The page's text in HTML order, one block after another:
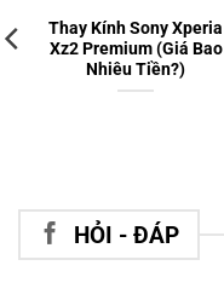
Thay Kính Sony Xperia
Xz2 Premium (Giá Bao
Nhiêu Tiền?)
HỎI - ĐÁP